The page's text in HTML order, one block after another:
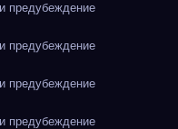
предубеждение
предубеждение
предубеждение
предубеждение